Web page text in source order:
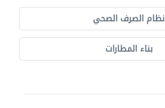
نظام الصرف الصحي
بناء المطارات